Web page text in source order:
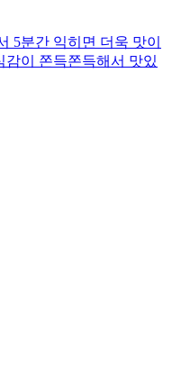
5분간 익히면 더욱 맛이
이 쫀득쫀득해서 맛있